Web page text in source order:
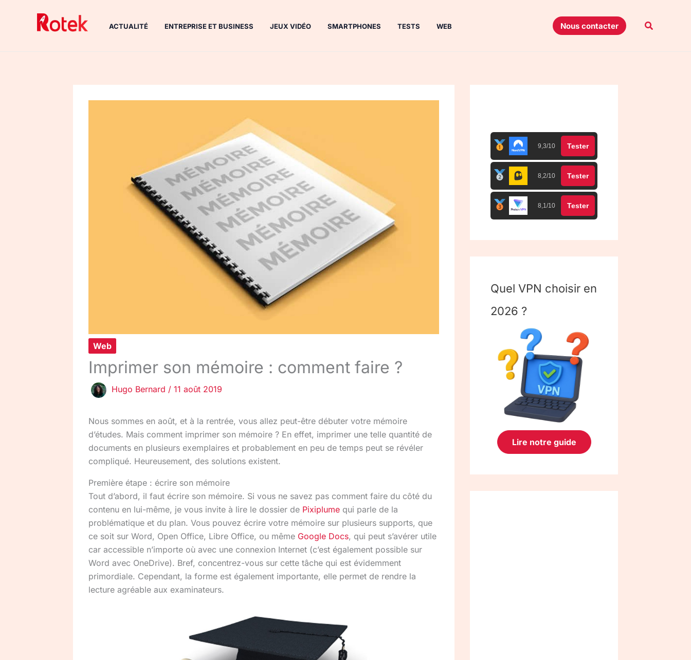
ACTUALITÉ ENTREPRISE ET BUSINESS JEUX VIDÉO SMARTPHONES TESTS WEB Nous contacter
Web
Imprimer son mémoire : comment faire ?
Hugo Bernard / 11 août 2019
Nous sommes en août, et à la rentrée, vous allez peut-être débuter votre mémoire
d’études. Mais comment imprimer son mémoire ? En effet, imprimer une telle quantité de
documents en plusieurs exemplaires et probablement en peu de temps peut se révéler
compliqué. Heureusement, des solutions existent.
Première étape : écrire son mémoire
Tout d’abord, il faut écrire son mémoire. Si vous ne savez pas comment faire du côté du
contenu en lui-même, je vous invite à lire le dossier de Pixiplume qui parle de la
problématique et du plan. Vous pouvez écrire votre mémoire sur plusieurs supports, que
ce soit sur Word, Open Office, Libre Office, ou même Google Docs, qui peut s’avérer utile
car accessible n’importe où avec une connexion Internet (c’est également possible sur
Word avec OneDrive). Bref, concentrez-vous sur cette tâche qui est évidemment
primordiale. Cependant, la forme est également importante, elle permet de rendre la
lecture agréable aux examinateurs.
9,3/10 Tester
8,2/10 Tester
8,1/10 Tester
Quel VPN choisir en
2026 ?
Lire notre guide